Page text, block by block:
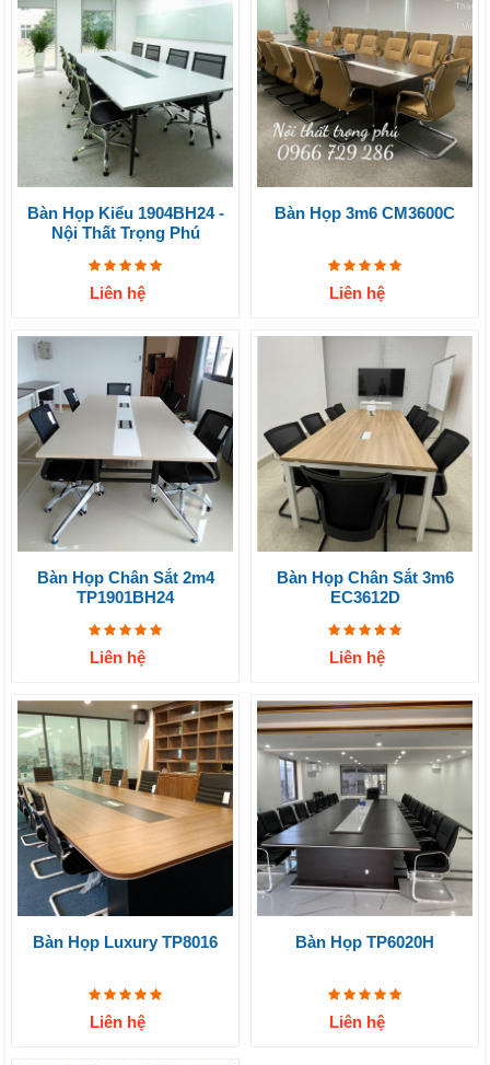
Bàn Họp Kiểu 1904BH24 -
Nội Thất Trọng Phú
Liên hệ
Bàn Họp 3m6 CM3600C
Liên hệ
Bàn Họp Chân Sắt 2m4
TP1901BH24
Liên hệ
Bàn Họp Chân Sắt 3m6
EC3612D
Liên hệ
Bàn Họp Luxury TP8016
Liên hệ
Bàn Họp TP6020H
Liên hệ